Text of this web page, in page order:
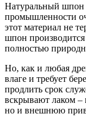
Натуральный шпон
промышленности
этот материал не
шпон
полностью
Но, как и любая
влаге и требует
продлить срок
вскрывают лаком –
но и внешнюю